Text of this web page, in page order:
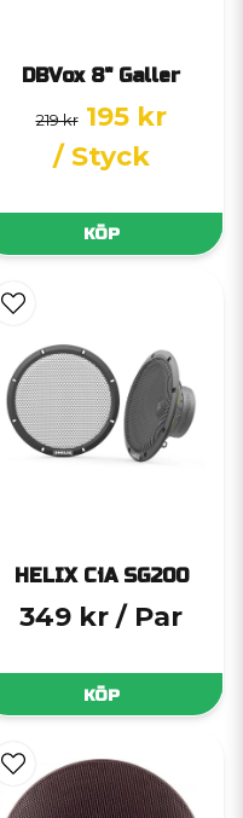
DBVox 8" Galler
219 kr 195 kr
/ Styck
KÖP
HELIX CiA SG200
349 kr / Par
KÖP